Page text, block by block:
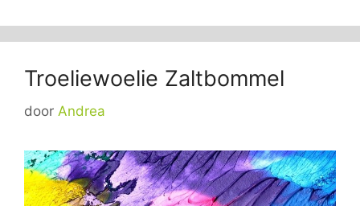
Troeliewoelie Zaltbommel
door Andrea